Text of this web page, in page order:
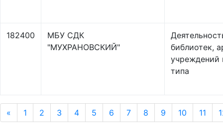
182400
МБУ СДК
"МУХРАНОВСКИЙ"
библиотек,
учреждений
типа
« 1 2 3 4 5 6 7 8 9 10 11